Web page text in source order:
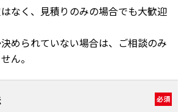
なく、見積りのみの場合でも大歓迎
められていない場合は、ご相談のみ
ん。
必須